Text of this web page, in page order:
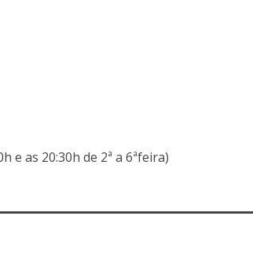
e as 20:30h de 2ª a 6ªfeira)